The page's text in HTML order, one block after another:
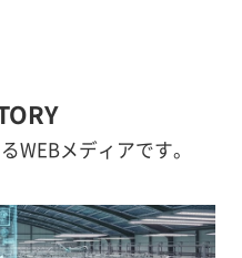
WEBメディアです。